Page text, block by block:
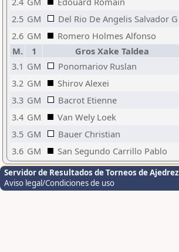
2.5 GM Del Rio De Angelis Salvador G
2.6 GM Romero Holmes Alfonso
M.
1 Gros Xake Taldea
3.1 GM Ponomariov Ruslan
3.2 GM Shirov Alexei
3.3 GM Bacrot Etienne
3.4 GM Van Wely Loek
3.5 GM Bauer Christian
3.6 GM San Segundo Carrillo Pablo
Servidor de Resultados de Torneos de Ajedrez
Aviso legal/Condiciones de uso